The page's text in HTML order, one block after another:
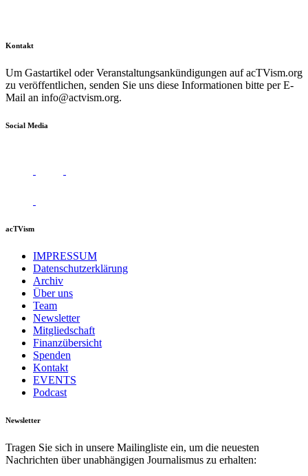
Kontakt
Um Gastartikel oder Veranstaltungsankündigungen auf acTVism.org
zu veröffentlichen, senden Sie uns diese Informationen bitte per E-
Mail an info@actvism.org.
Social Media
acTVism
IMPRESSUM
Datenschutzerklärung
Archiv
Über uns
Team
Newsletter
Mitgliedschaft
Finanzübersicht
Spenden
Kontakt
EVENTS
Podcast
Newsletter
Tragen Sie sich in unsere Mailingliste ein, um die neuesten
Nachrichten über unabhängigen Journalismus zu erhalten: